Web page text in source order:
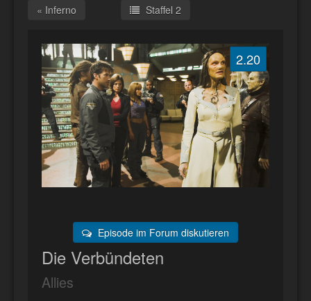
« Inferno Staffel 2
2.20
Episode im Forum diskutieren
Die Verbündeten
Allies